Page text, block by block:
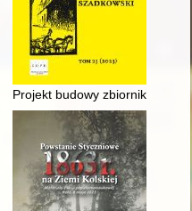
Chełma w okresie II wojny
Projekt budowy zbiornika